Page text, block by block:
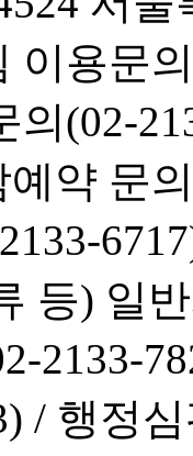
이용문
의(02-
약 문
등) 일
2133-
/ 행정심